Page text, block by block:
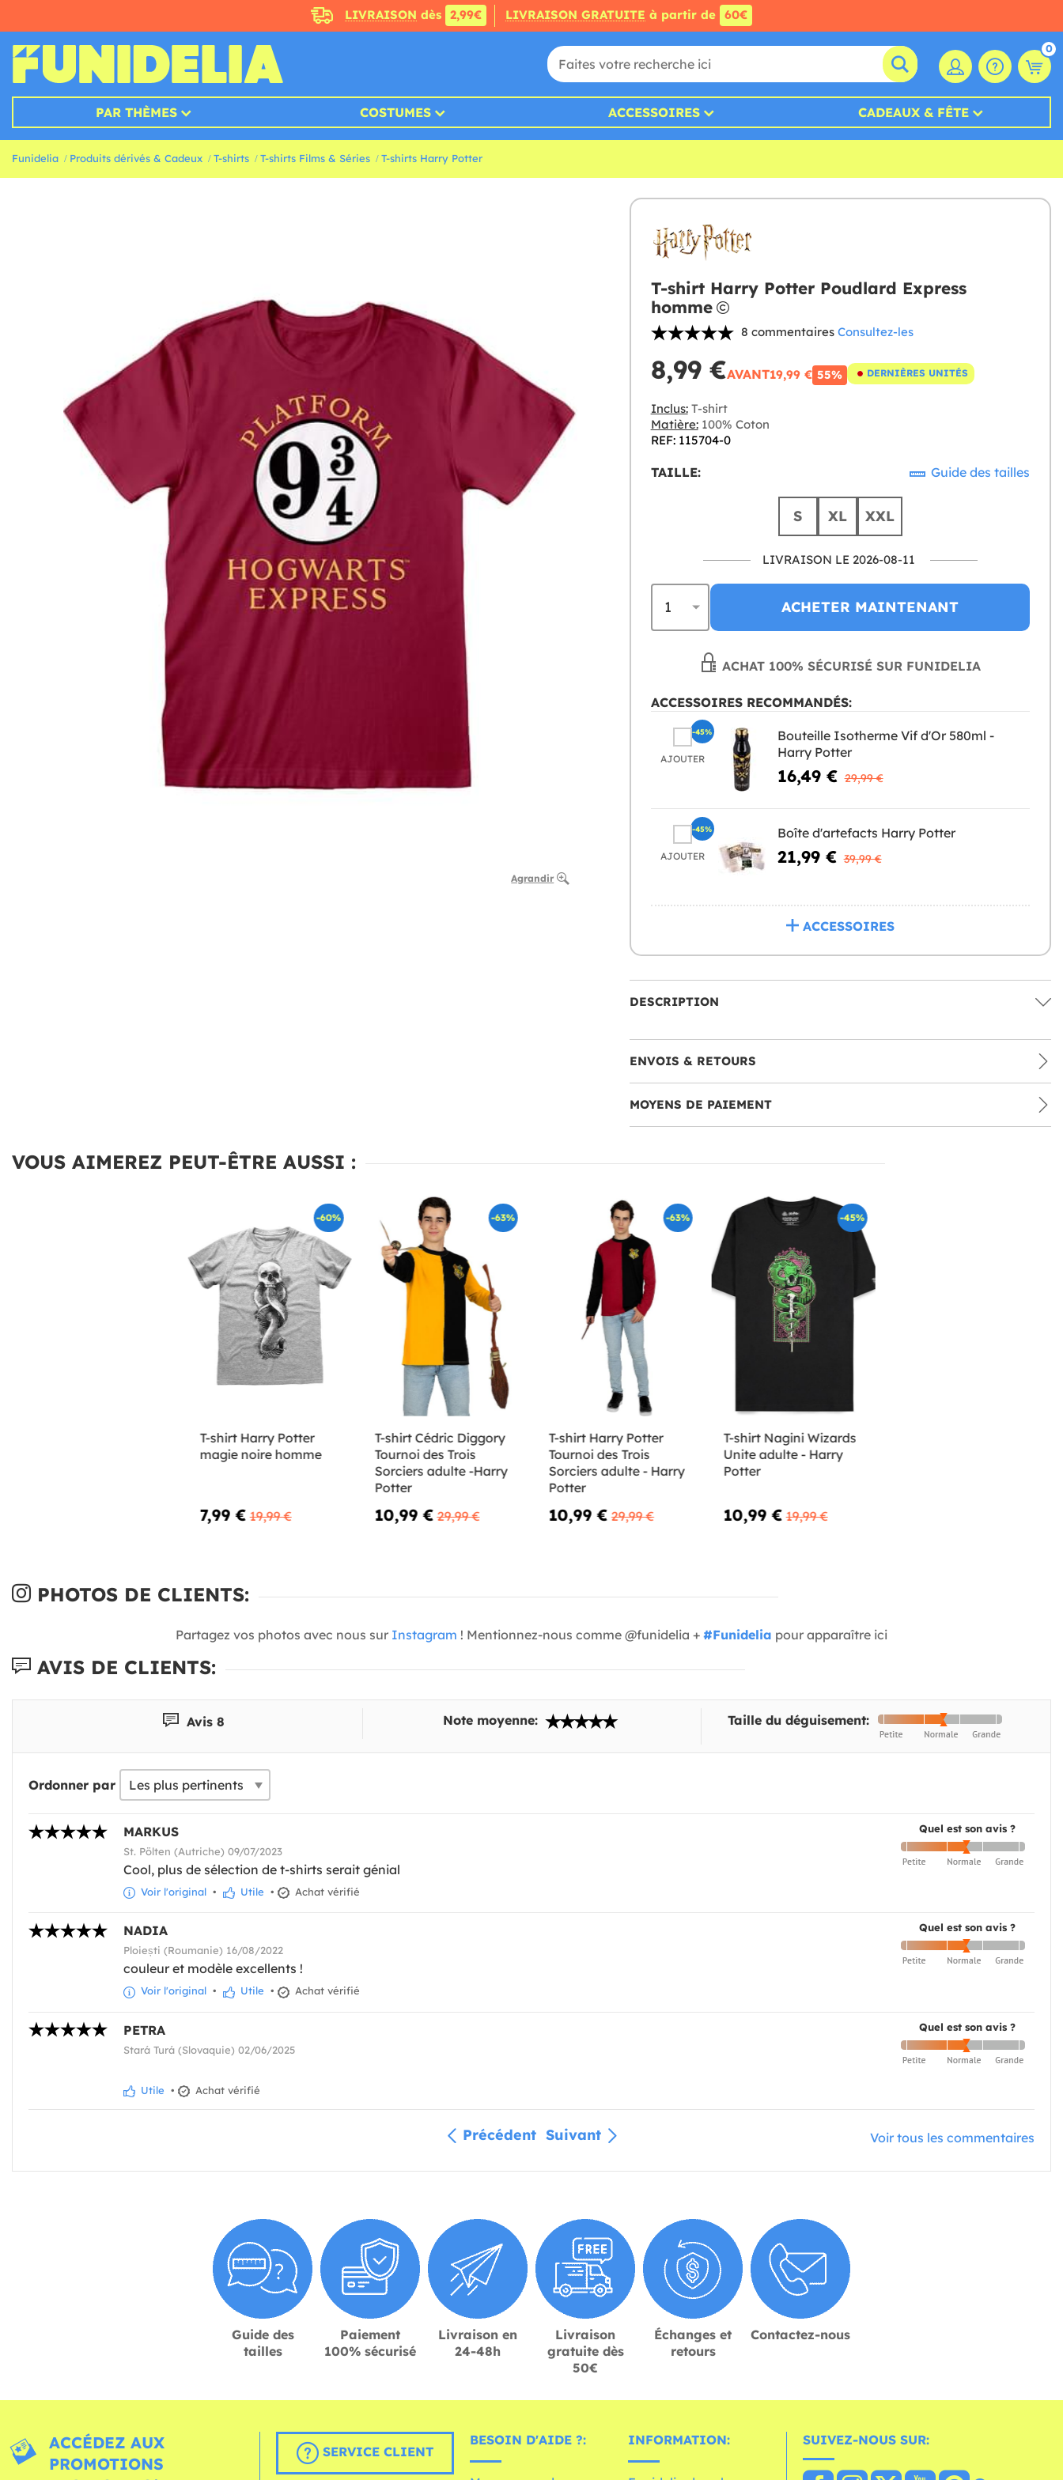
LIVRAISON dès 2,99€ LIVRAISON GRATUITE à partir de 60€
0
PAR THÈMES COSTUMES ACCESSOIRES CADEAUX & FÊTE
Funidelia Produits dérivés & Cadeux T-shirts T-shirts Films & Séries T-shirts Harry Potter
Agrandir
T-shirt Harry Potter Poudlard Express
homme
8 commentaires Consultez-les
8,99 €AVANT19,99 € 55% DERNIÈRES UNITÉS
Inclus:T-shirt
Matière:100% Coton
REF: 115704-0
TAILLE: Guide des tailles
S XL XXL
LIVRAISON LE 2026-08-11
ACHETER MAINTENANT
ACHAT 100% SÉCURISÉ SUR FUNIDELIA
ACCESSOIRES RECOMMANDÉS:
AJOUTER
Bouteille Isotherme Vif d'Or 580ml -
Harry Potter
16,49 € 29,99 €
-45%
AJOUTER
Boîte d'artefacts Harry Potter
21,99 € 39,99 €
-45%
ACCESSOIRES
DESCRIPTION
ENVOIS & RETOURS
MOYENS DE PAIEMENT
VOUS AIMEREZ PEUT-ÊTRE AUSSI :
-60%
T-shirt Harry Potter
magie noire homme
7,99 € 19,99 €
-63%
T-shirt Cédric Diggory
Tournoi des Trois
Sorciers adulte -Harry
Potter
10,99 € 29,99 €
-63%
T-shirt Harry Potter
Tournoi des Trois
Sorciers adulte - Harry
Potter
10,99 € 29,99 €
-45%
T-shirt Nagini Wizards
Unite adulte - Harry
Potter
10,99 € 19,99 €
PHOTOS DE CLIENTS:
Partagez vos photos avec nous sur Instagram ! Mentionnez-nous comme @funidelia + #Funidelia pour apparaître ici
AVIS DE CLIENTS:
Avis 8 Note moyenne: Taille du déguisement:
Ordonner par
Quel est son avis ?
MARKUS
St. Pölten (Autriche) 09/07/2023
Cool, plus de sélection de t-shirts serait génial
Voir l'original • Utile • Achat vérifié
Quel est son avis ?
NADIA
Ploiești (Roumanie) 16/08/2022
couleur et modèle excellents !
Voir l'original • Utile • Achat vérifié
Quel est son avis ?
PETRA
Stará Turá (Slovaquie) 02/06/2025
Utile • Achat vérifié
Précédent Suivant Voir tous les commentaires
Guide des
tailles
Paiement
100% sécurisé
Livraison en
24-48h
Livraison
gratuite dès
50€
Échanges et
retours
Contactez-nous
ACCÉDEZ AUX
PROMOTIONS
SERVICE CLIENT
BESOIN D'AIDE ?: INFORMATION: SUIVEZ-NOUS SUR: